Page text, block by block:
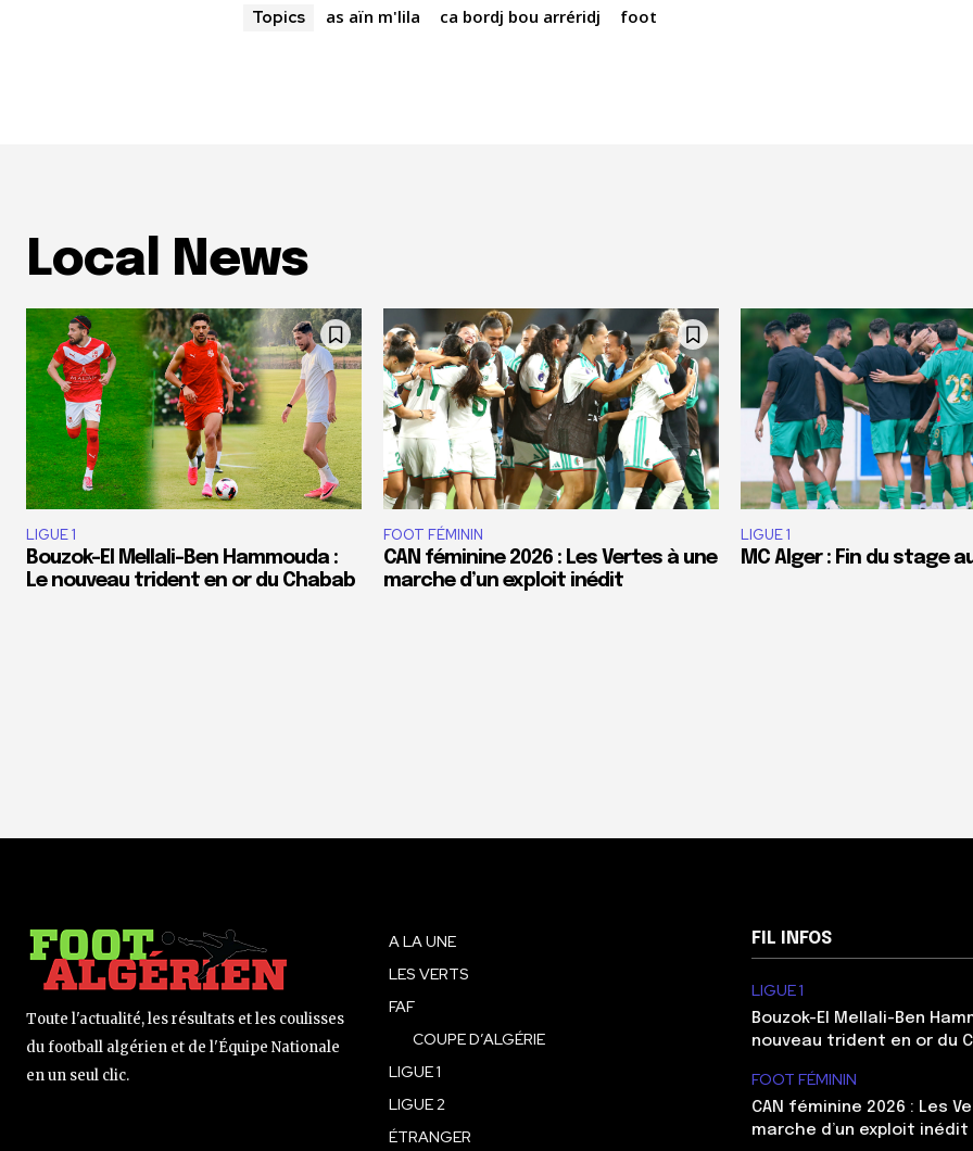
Topics as aïn m'lila ca bordj bou arréridj foot
Local News
LIGUE 1
Bouzok-El Mellali-Ben Hammouda :
Le nouveau trident en or du Chabab
FOOT FÉMININ
CAN féminine 2026 : Les Vertes à une
marche d’un exploit inédit
LIGUE 1
MC Alger : Fin du stage
Toute l'actualité, les résultats et les coulisses
du football algérien et de l'Équipe Nationale
en un seul clic.
A LA UNE
LES VERTS
FAF
COUPE D’ALGÉRIE
LIGUE 1
LIGUE 2
ÉTRANGER
FIL INFOS
LIGUE 1
Bouzok-El Mellali-Ben
nouveau trident en or du
FOOT FÉMININ
CAN féminine 2026 : Les
marche d’un exploit inédit